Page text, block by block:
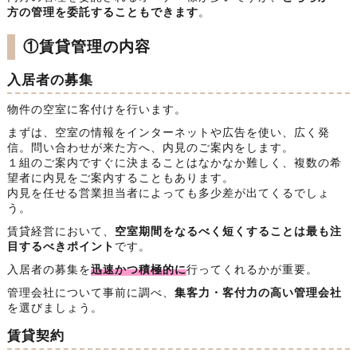
方の管理を委託することもできます。
①賃貸管理の内容
入居者の募集
物件の空室に客付けを行います。
まずは、空室の情報をインターネットや広告を使い、広く発
信。問い合わせが来た方へ、内見のご案内をします。
１組のご案内ですぐに決まることはなかなか難しく、複数の希
望者に内見をご案内することもあります。
内見を任せる営業担当者によっても多少差が出てくるでしょ
う。
賃貸経営において、 空室期間をなるべく短くすることは最も注
目するべきポイント です。
入居者の募集を迅速かつ積極的に行ってくれるかが重要。
管理会社について事前に調べ、 集客力・客付力の高い管理会社
を選びましょう。
賃貸契約